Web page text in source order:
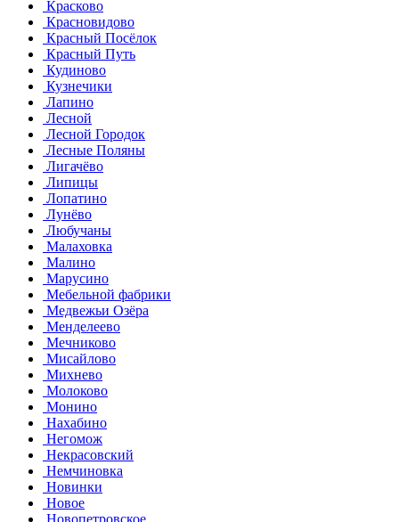
Красково
Красновидово
Красный Посёлок
Красный Путь
Кудиново
Кузнечики
Лапино
Лесной
Лесной Городок
Лесные Поляны
Лигачёво
Липицы
Лопатино
Лунёво
Любучаны
Малаховка
Малино
Марусино
Мебельной фабрики
Медвежьи Озёра
Менделеево
Мечниково
Мисайлово
Михнево
Молоково
Монино
Нахабино
Негомож
Некрасовский
Немчиновка
Новинки
Новое